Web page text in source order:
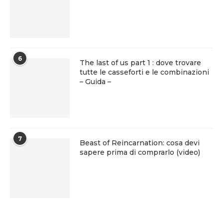
6
The last of us part 1 : dove trovare
tutte le casseforti e le combinazioni
– Guida –
7
Beast of Reincarnation: cosa devi
sapere prima di comprarlo (video)